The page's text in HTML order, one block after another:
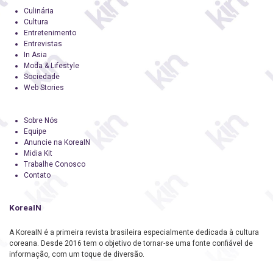
Culinária
Cultura
Entretenimento
Entrevistas
In Asia
Moda & Lifestyle
Sociedade
Web Stories
Sobre Nós
Equipe
Anuncie na KoreaIN
Midia Kit
Trabalhe Conosco
Contato
KoreaIN
A KoreaIN é a primeira revista brasileira especialmente dedicada à cultura
coreana. Desde 2016 tem o objetivo de tornar-se uma fonte confiável de
informação, com um toque de diversão.